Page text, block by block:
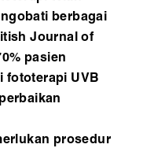
berbagai
Journal of
pasien
fototerapi UVB
prosedur